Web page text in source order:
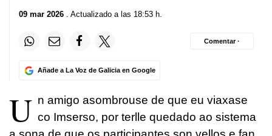
09 mar 2026 . Actualizado a las 18:53 h.
Añade a La Voz de Galicia en Google
Comentar ·
U n amigo asombrouse de que eu viaxase
co Imserso, por terlle quedado ao sistema